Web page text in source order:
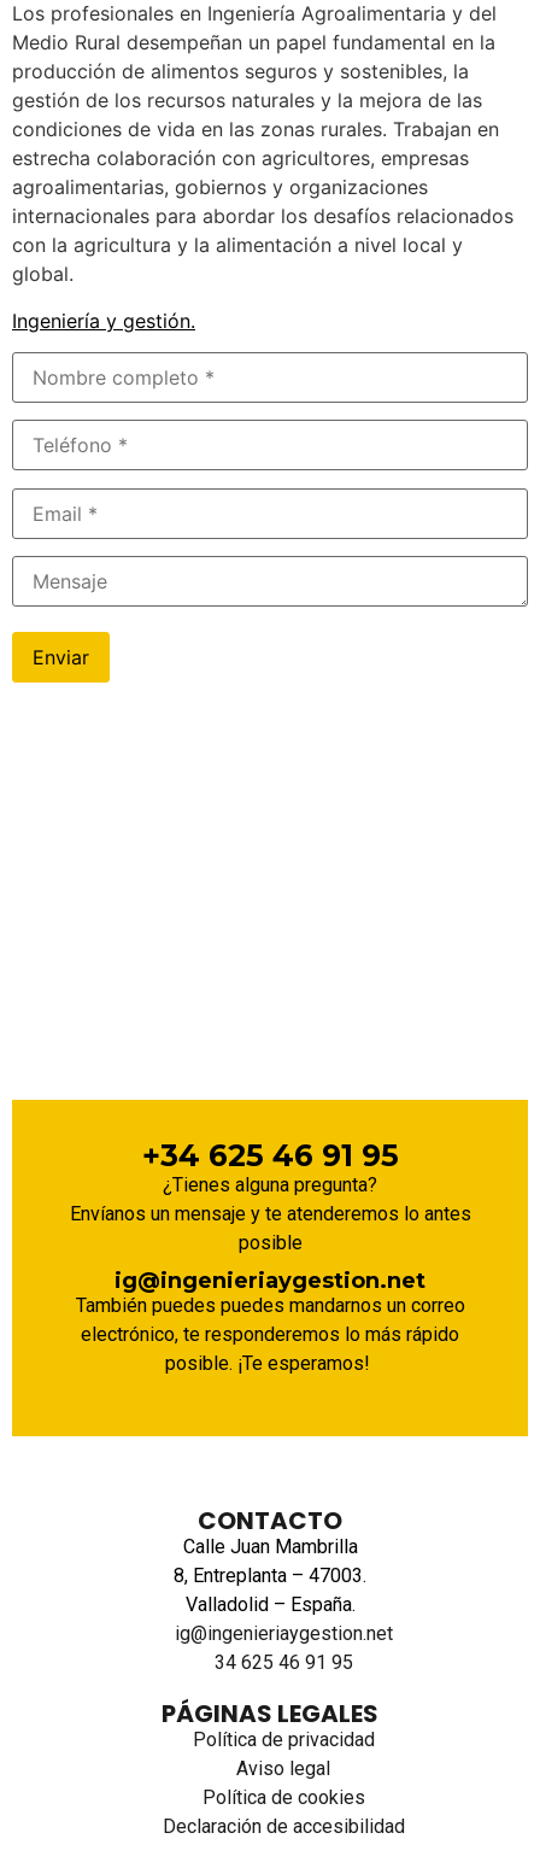
Los profesionales en Ingeniería Agroalimentaria y del
Medio Rural desempeñan un papel fundamental en la
producción de alimentos seguros y sostenibles, la
gestión de los recursos naturales y la mejora de las
condiciones de vida en las zonas rurales. Trabajan en
estrecha colaboración con agricultores, empresas
agroalimentarias, gobiernos y organizaciones
internacionales para abordar los desafíos relacionados
con la agricultura y la alimentación a nivel local y
global.
Ingeniería y gestión.
+34 625 46 91 95
¿Tienes alguna pregunta?
Envíanos un mensaje y te atenderemos lo antes
posible
ig@ingenieriaygestion.net
También puedes puedes mandarnos un correo
electrónico, te responderemos lo más rápido
posible. ¡Te esperamos!
CONTACTO
Calle Juan Mambrilla
8, Entreplanta – 47003.
Valladolid – España.
ig@ingenieriaygestion.net
34 625 46 91 95
PÁGINAS LEGALES
Política de privacidad
Aviso legal
Política de cookies
Declaración de accesibilidad